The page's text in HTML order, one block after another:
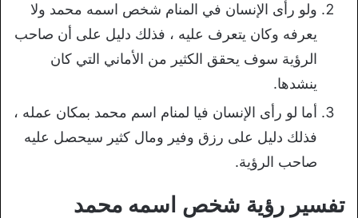
ولو رأى الإنسان في المنام شخص اسمه محمد ولا
يعرفه وكان يتعرف عليه ، فذلك دليل على أن صاحب
الرؤية سوف يحقق الكثير من الأماني التي كان
ينشدها.
أما لو رأى الإنسان فيا لمنام اسم محمد بمكان عمله ،
فذلك دليل على رزق وفير ومال كثير سيحصل عليه
صاحب الرؤية.
تفسير رؤية شخص اسمه محمد